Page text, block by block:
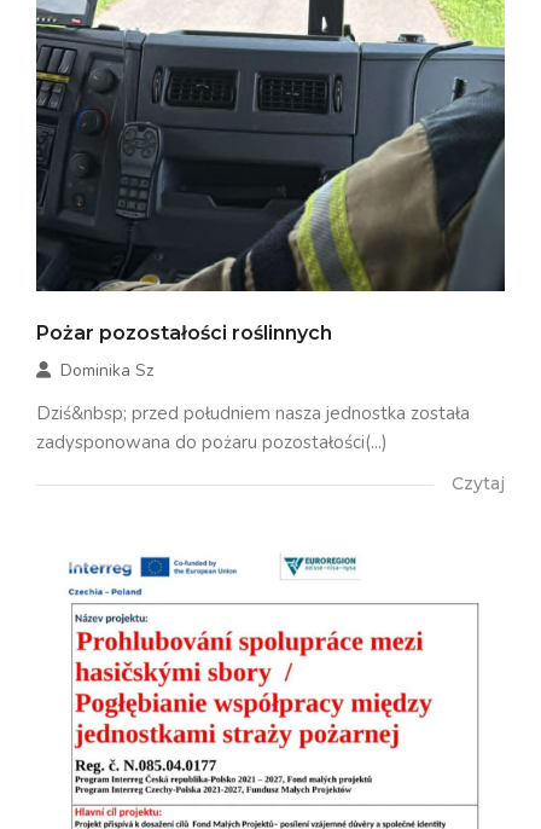
Pożar pozostałości roślinnych
Dominika Sz
Dziś&nbsp; przed południem nasza jednostka została
zadysponowana do pożaru pozostałości(...)
Czytaj